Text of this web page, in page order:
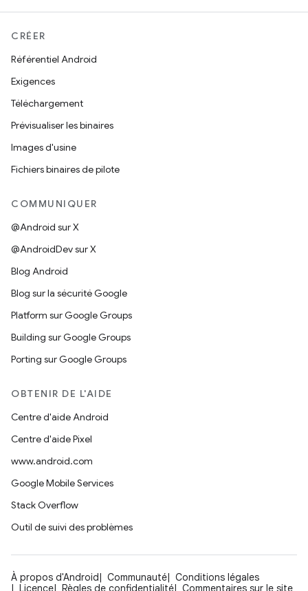
CRÉER
Référentiel Android
Exigences
Téléchargement
Prévisualiser les binaires
Images d'usine
Fichiers binaires de pilote
COMMUNIQUER
@Android sur X
@AndroidDev sur X
Blog Android
Blog sur la sécurité Google
Platform sur Google Groups
Building sur Google Groups
Porting sur Google Groups
OBTENIR DE L'AIDE
Centre d'aide Android
Centre d'aide Pixel
www.android.com
Google Mobile Services
Stack Overflow
Outil de suivi des problèmes
À propos d'Android Communauté
Conditions légales
Licence
Règles de confidentialité Commentaires sur le site